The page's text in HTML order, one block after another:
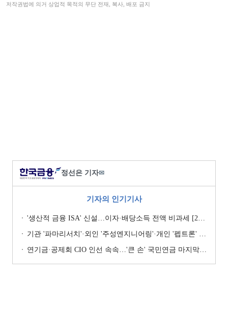
저작권법에 의거 상업적 목적의 무단 전재, 복사, 배포 금지
정선은 기자✉
기자의 인기기사
'생산적 금융 ISA' 신설…이자·배당소득 전액 비과세 [2026 세제개편안]
기관 '파마리서치'·외인 '주성엔지니어링'·개인 '펩트론' 1위 [주간 코스닥 순매수- 2026년 7월27일~7월31일]
연기금·공제회 CIO 인선 속속…'큰 손' 국민연금 마지막 타자